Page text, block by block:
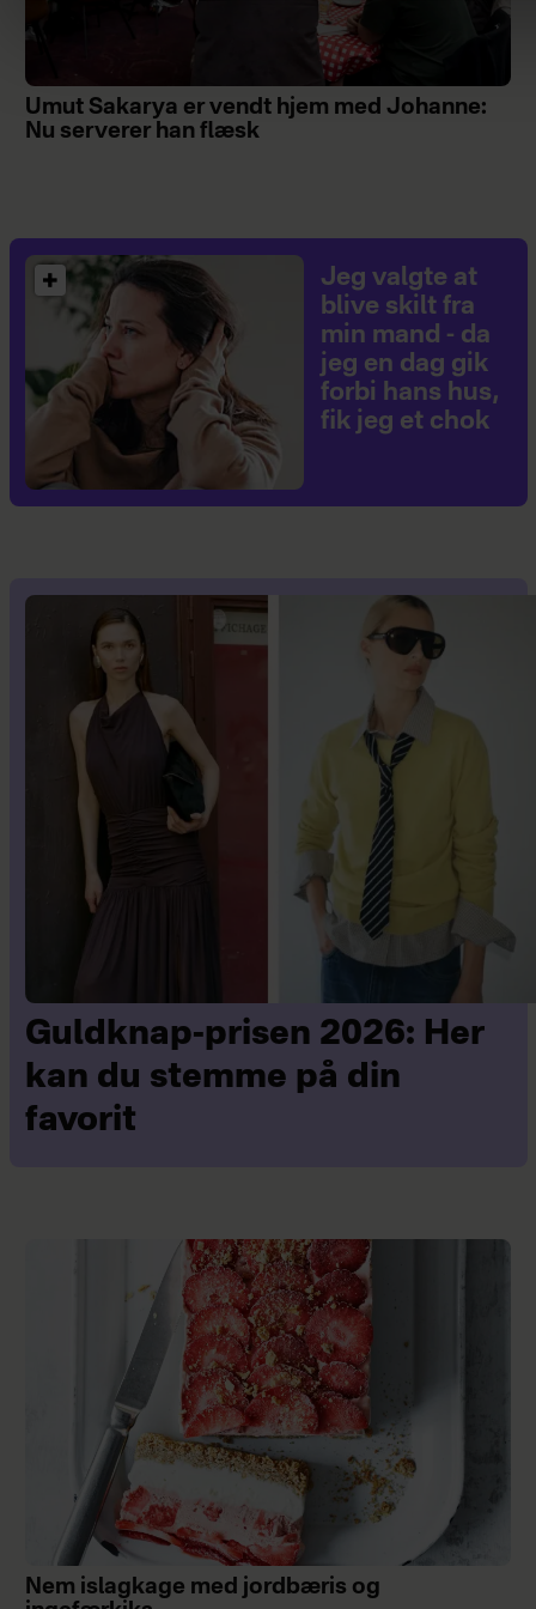
Umut Sakarya er vendt hjem med Johanne:
Nu serverer han flæsk
Jeg valgte at
blive skilt fra
min mand - da
jeg en dag gik
forbi hans hus,
fik jeg et chok
Guldknap-prisen 2026: Her
kan du stemme på din
favorit
Nem islagkage med jordbæris og